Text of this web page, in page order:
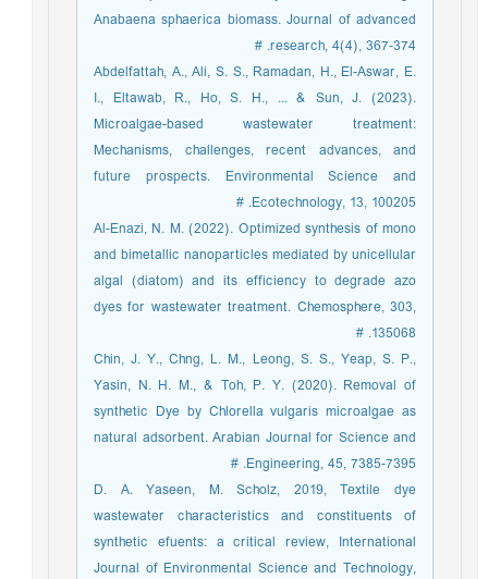
Anabaena sphaerica biomass. Journal of advanced
research, 4(4), 367-374. #
Abdelfattah, A., Ali, S. S., Ramadan, H., El-Aswar, E.
I., Eltawab, R., Ho, S. H., ... & Sun, J. (2023).
Microalgae-based wastewater treatment:
Mechanisms, challenges, recent advances, and
future prospects. Environmental Science and
Ecotechnology, 13, 100205. #
Al-Enazi, N. M. (2022). Optimized synthesis of mono
and bimetallic nanoparticles mediated by unicellular
algal (diatom) and its efficiency to degrade azo
dyes for wastewater treatment. Chemosphere, 303,
135068. #
Chin, J. Y., Chng, L. M., Leong, S. S., Yeap, S. P.,
Yasin, N. H. M., & Toh, P. Y. (2020). Removal of
synthetic Dye by Chlorella vulgaris microalgae as
natural adsorbent. Arabian Journal for Science and
Engineering, 45, 7385-7395. #
D. A. Yaseen, M. Scholz, 2019, Textile dye
wastewater characteristics and constituents of
synthetic efuents: a critical review, International
Journal of Environmental Science and Technology,